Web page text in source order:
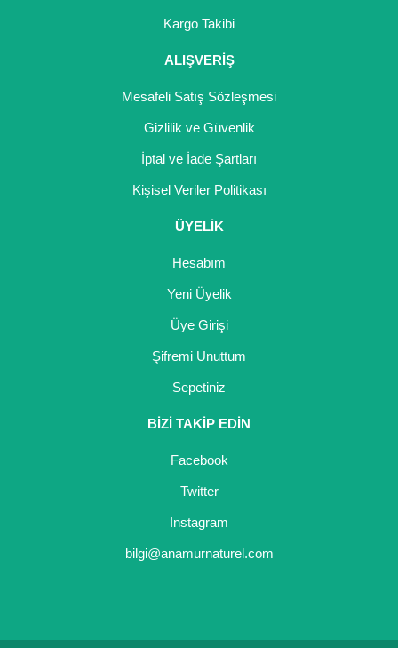
Kargo Takibi
ALIŞVERİŞ
Mesafeli Satış Sözleşmesi
Gizlilik ve Güvenlik
İptal ve İade Şartları
Kişisel Veriler Politikası
ÜYELİK
Hesabım
Yeni Üyelik
Üye Girişi
Şifremi Unuttum
Sepetiniz
BİZİ TAKİP EDİN
Facebook
Twitter
Instagram
bilgi@anamurnaturel.com
Trabzon Hurması Fidanı